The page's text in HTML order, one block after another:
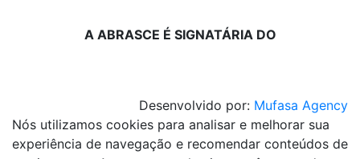
A ABRASCE É SIGNATÁRIA DO
Desenvolvido por: Mufasa Agency
Nós utilizamos cookies para analisar e melhorar sua
experiência de navegação e recomendar conteúdos de